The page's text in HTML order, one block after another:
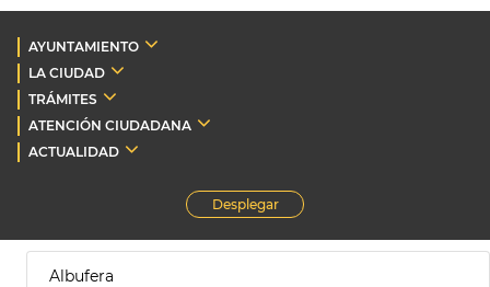
AYUNTAMIENTO
LA CIUDAD
TRÁMITES
ATENCIÓN CIUDADANA
ACTUALIDAD
Desplegar
Albufera